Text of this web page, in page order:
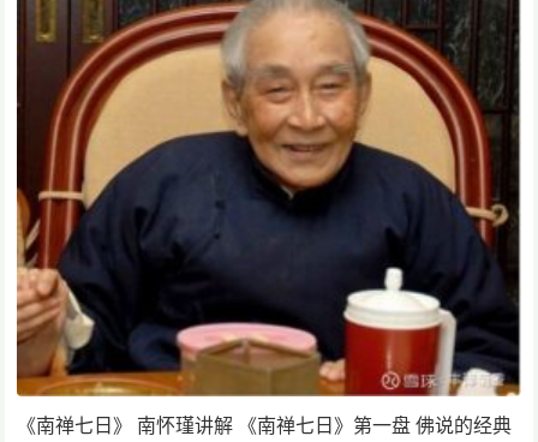
《南禅七日》 南怀瑾讲解 《南禅七日》第一盘 佛说的经典